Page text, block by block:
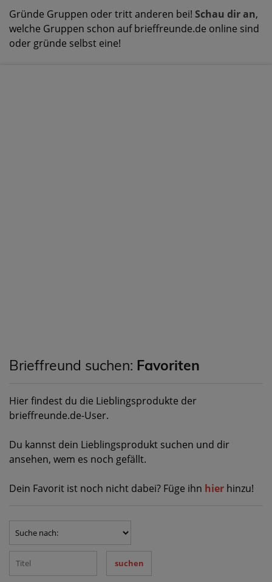
Gründe Gruppen oder tritt anderen bei! Schau dir an,
welche Gruppen schon auf brieffreunde.de online sind
oder gründe selbst eine!
Brieffreund suchen: Favoriten
Hier findest du die Lieblingsprodukte der
brieffreunde.de-User.
Du kannst dein Lieblingsprodukt suchen und dir
ansehen, wem es noch gefällt.
Dein Favorit ist noch nicht dabei? Füge ihn hier hinzu!